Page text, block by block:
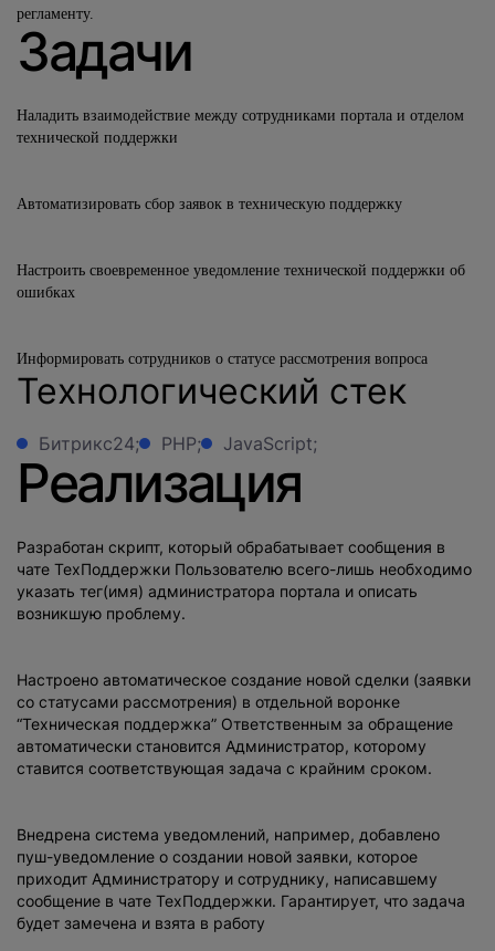
регламенту.
Задачи
Наладить взаимодействие между сотрудниками портала и отделом
технической поддержки
Автоматизировать сбор заявок в техническую поддержку
Настроить своевременное уведомление технической поддержки об
ошибках
Информировать сотрудников о статусе рассмотрения вопроса
Технологический стек
Битрикс24; PHP; JavaScript;
Реализация
Разработан скрипт, который обрабатывает сообщения в
чате ТехПоддержки Пользователю всего-лишь необходимо
указать тег(имя) администратора портала и описать
возникшую проблему.
Настроено автоматическое создание новой сделки (заявки
со статусами рассмотрения) в отдельной воронке
“Техническая поддержка” Ответственным за обращение
автоматически становится Администратор, которому
ставится соответствующая задача с крайним сроком.
Внедрена система уведомлений, например, добавлено
пуш-уведомление о создании новой заявки, которое
приходит Администратору и сотруднику, написавшему
сообщение в чате ТехПоддержки. Гарантирует, что задача
будет замечена и взята в работу